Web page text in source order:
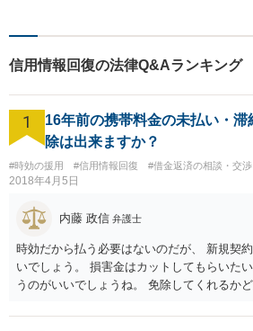
やご依頼に関して、
さい。
信用情報回復の法律Q&Aランキング
1
16年前の携帯料金の未払い・滞
除は出来ますか？
#時効の援用 #信用情報回復 #借金返済の相談・交渉
2018年4月5日
内藤 政信 弁護士
時効だから払う必要はないのだが、 新規契
いでしょう。 損害金はカットしてもらいた
うのがいいでしょうね。 免除してくれるか